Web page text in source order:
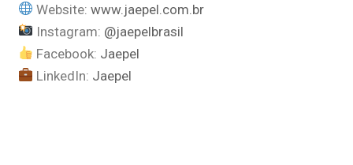
Website:www.jaepel.com.br
Instagram: @jaepelbrasil
Facebook: Jaepel
LinkedIn: Jaepel